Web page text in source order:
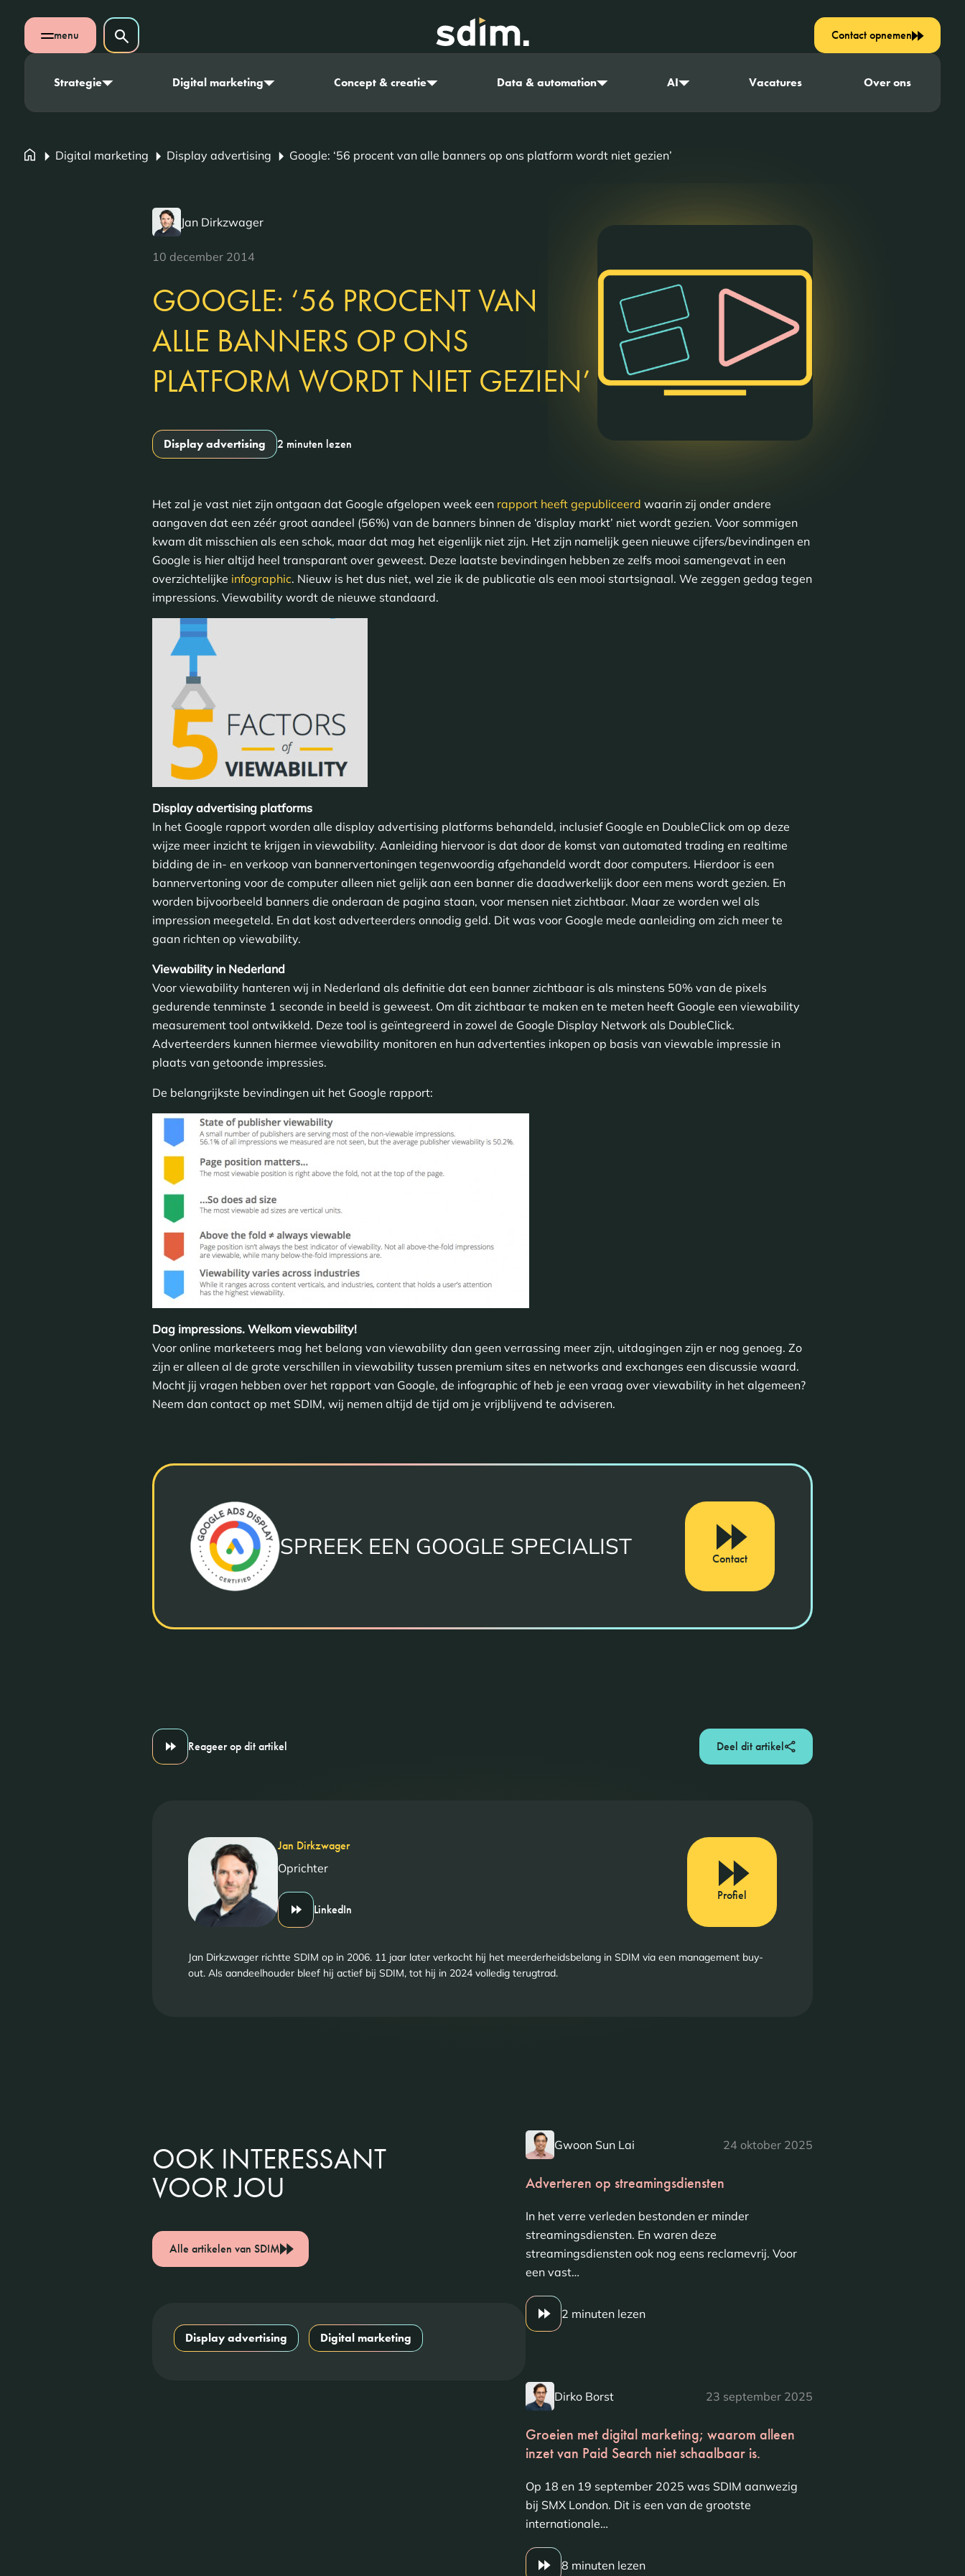
Navigatie overslaan
Open mobiel menu
menu Zoeken op website
Zoeken
Strategie Digital marketing Concept & creatie Data & automation AI Vacatures Over ons
Contact opnemen
Digital marketing Display advertising Google: ‘56 procent van alle banners op ons platform wordt niet gezien’
Jan Dirkzwager
10 december 2014
GOOGLE: ‘56 PROCENT VAN
ALLE BANNERS OP ONS
PLATFORM WORDT NIET GEZIEN’
Display advertising 2 minuten lezen
Het zal je vast niet zijn ontgaan dat Google afgelopen week een rapport heeft gepubliceerd waarin zij onder andere
aangaven dat een zéér groot aandeel (56%) van de banners binnen de ‘display markt’ niet wordt gezien. Voor sommigen
kwam dit misschien als een schok, maar dat mag het eigenlijk niet zijn. Het zijn namelijk geen nieuwe cijfers/bevindingen en
Google is hier altijd heel transparant over geweest. Deze laatste bevindingen hebben ze zelfs mooi samengevat in een
overzichtelijke infographic. Nieuw is het dus niet, wel zie ik de publicatie als een mooi startsignaal. We zeggen gedag tegen
impressions. Viewability wordt de nieuwe standaard.
Display advertising platforms
In het Google rapport worden alle display advertising platforms behandeld, inclusief Google en DoubleClick om op deze
wijze meer inzicht te krijgen in viewability. Aanleiding hiervoor is dat door de komst van automated trading en realtime
bidding de in- en verkoop van bannervertoningen tegenwoordig afgehandeld wordt door computers. Hierdoor is een
bannervertoning voor de computer alleen niet gelijk aan een banner die daadwerkelijk door een mens wordt gezien. En
worden bijvoorbeeld banners die onderaan de pagina staan, voor mensen niet zichtbaar. Maar ze worden wel als
impression meegeteld. En dat kost adverteerders onnodig geld. Dit was voor Google mede aanleiding om zich meer te
gaan richten op viewability.
Viewability in Nederland
Voor viewability hanteren wij in Nederland als definitie dat een banner zichtbaar is als minstens 50% van de pixels
gedurende tenminste 1 seconde in beeld is geweest. Om dit zichtbaar te maken en te meten heeft Google een viewability
measurement tool ontwikkeld. Deze tool is geïntegreerd in zowel de Google Display Network als DoubleClick.
Adverteerders kunnen hiermee viewability monitoren en hun advertenties inkopen op basis van viewable impressie in
plaats van getoonde impressies.
De belangrijkste bevindingen uit het Google rapport:
Dag impressions. Welkom viewability!
Voor online marketeers mag het belang van viewability dan geen verrassing meer zijn, uitdagingen zijn er nog genoeg. Zo
zijn er alleen al de grote verschillen in viewability tussen premium sites en networks and exchanges een discussie waard.
Mocht jij vragen hebben over het rapport van Google, de infographic of heb je een vraag over viewability in het algemeen?
Neem dan contact op met SDIM, wij nemen altijd de tijd om je vrijblijvend te adviseren.
SPREEK EEN GOOGLE SPECIALIST Contact
Reageer op dit artikel Deel dit artikel
Jan Dirkzwager
Oprichter
LinkedIn
Profiel
Jan Dirkzwager richtte SDIM op in 2006. 11 jaar later verkocht hij het meerderheidsbelang in SDIM via een management buy-
out. Als aandeelhouder bleef hij actief bij SDIM, tot hij in 2024 volledig terugtrad.
OOK INTERESSANT
VOOR JOU
Alle artikelen van SDIM
Display advertising Digital marketing
Gwoon Sun Lai 24 oktober 2025
Adverteren op streamingsdiensten
In het verre verleden bestonden er minder
streamingsdiensten. En waren deze
streamingsdiensten ook nog eens reclamevrij. Voor
een vast…
2 minuten lezen
Dirko Borst 23 september 2025
Groeien met digital marketing; waarom alleen
inzet van Paid Search niet schaalbaar is.
Op 18 en 19 september 2025 was SDIM aanwezig
bij SMX London. Dit is een van de grootste
internationale…
8 minuten lezen